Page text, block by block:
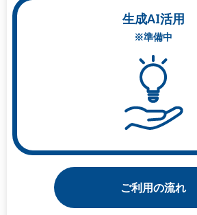
生成AI活用
※準備中
ご利用の流れ